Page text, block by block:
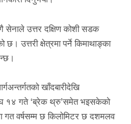
सेनाले उत्तर दक्षिण कोशी सडक
छ। उत्तरी क्षेत्रमा पर्ने किमाथाङ्का
खाँदबारीदेखि
१४ गते ‘ब्रेक थ्रु’समेत भइसकेको
वर्षसम्म छ किलोमिटर छ दशमलव